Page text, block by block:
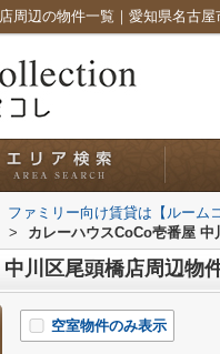
ァミリー向け賃貸は【ルーム
> カレーハウスCoCo壱番屋
川区尾頭橋店周辺物
空室物件のみ表示